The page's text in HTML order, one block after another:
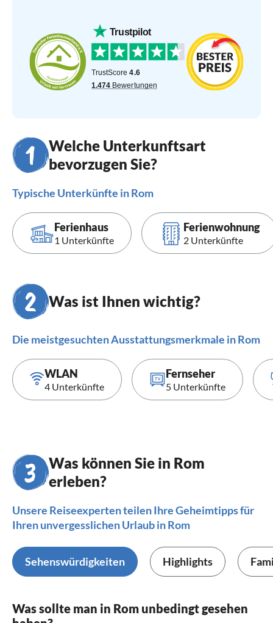
Welche Unterkunftsart
bevorzugen Sie?
Typische Unterkünfte in Rom
Ferienhaus
1 Unterkünfte
Ferienwohnung
2 Unterkünfte
Was ist Ihnen wichtig?
Die meistgesuchten Ausstattungsmerkmale in Rom
WLAN
4 Unterkünfte
Fernseher
5 Unterkünfte
Was können Sie in Rom
erleben?
Unsere Reiseexperten teilen Ihre Geheimtipps für
Ihren unvergesslichen Urlaub in Rom
Sehenswürdigkeiten Highlights
Was sollte man in Rom unbedingt gesehen